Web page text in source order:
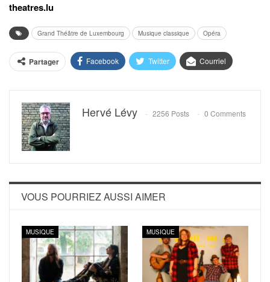
theatres.lu
Grand Théâtre de Luxembourg Musique classique Opéra
Partager Facebook Twitter Courriel
Hervé Lévy 2256 Posts 0 Comments
VOUS POURRIEZ AUSSI AIMER
MUSIQUE MUSIQUE